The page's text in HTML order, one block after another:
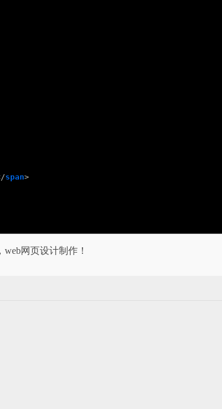
span>
网页设计制作！